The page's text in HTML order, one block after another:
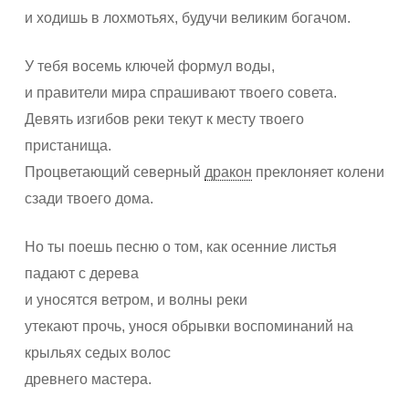
и ходишь в лохмотьях, будучи великим богачом.
У тебя восемь ключей формул воды,
и правители мира спрашивают твоего совета.
Девять изгибов реки текут к месту твоего
пристанища.
Процветающий северный дракон преклоняет колени
сзади твоего дома.
Но ты поешь песню о том, как осенние листья
падают с дерева
и уносятся ветром, и волны реки
утекают прочь, унося обрывки воспоминаний на
крыльях седых волос
древнего мастера.